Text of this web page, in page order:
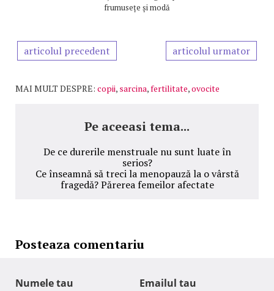
frumusețe și modă
articolul precedent articolul urmator
MAI MULT DESPRE: copii, sarcina,fertilitate,ovocite
Pe aceeasi tema...
De ce durerile menstruale nu sunt luate în
serios?
Ce înseamnă să treci la menopauză la o vârstă
fragedă? Părerea femeilor afectate
Posteaza comentariu
Numele tau Emailul tau